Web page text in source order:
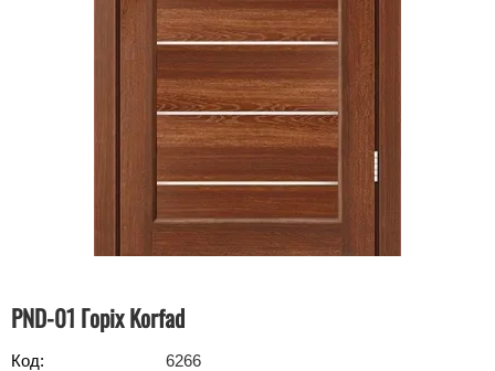
PND-01 Горіх Korfad
Код:
6266